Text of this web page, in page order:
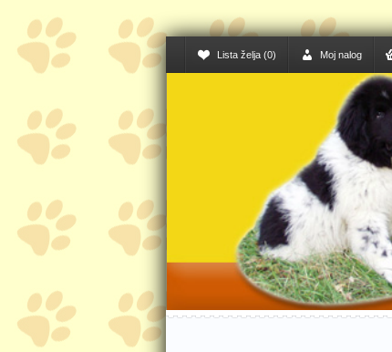
Lista želja (0) Moj nalog